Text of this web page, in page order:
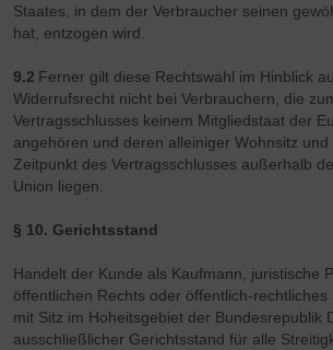
Staates, in dem der Verbraucher seinen
hat, entzogen wird.
9.2 Ferner gilt diese Rechtswahl im Hinblick
Widerrufsrecht nicht bei Verbrauchern, die
Vertragsschlusses keinem Mitgliedstaat der
angehören und deren alleiniger Wohnsitz
Zeitpunkt des Vertragsschlusses außerhalb
Union liegen.
§ 10. Gerichtsstand
Handelt der Kunde als Kaufmann, juristische
öffentlichen Rechts oder öffentlich-rechtliches
mit Sitz im Hoheitsgebiet der Bundesrepublik
ausschließlicher Gerichtsstand für alle